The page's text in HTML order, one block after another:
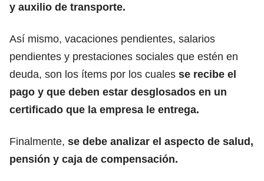
y auxilio de transporte.
Así mismo, vacaciones pendientes, salarios
pendientes y prestaciones sociales que estén en
deuda, son los ítems por los cuales se recibe el
pago y que deben estar desglosados en un
certificado que la empresa le entrega.
Finalmente, se debe analizar el aspecto de salud,
pensión y caja de compensación.